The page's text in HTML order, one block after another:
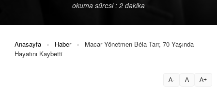
okuma süresi : 2 dakika
Anasayfa › Haber ›
Macar Yönetmen Béla Tarr, 70 Yaşında
Hayatını Kaybetti
A- A A+